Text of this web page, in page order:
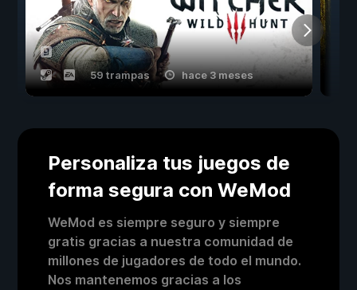
59 trampas hace 3 meses
Personaliza tus juegos de
forma segura con WeMod
WeMod es siempre seguro y siempre
gratis gracias a nuestra comunidad de
millones de jugadores de todo el mundo.
Nos mantenemos gracias a los